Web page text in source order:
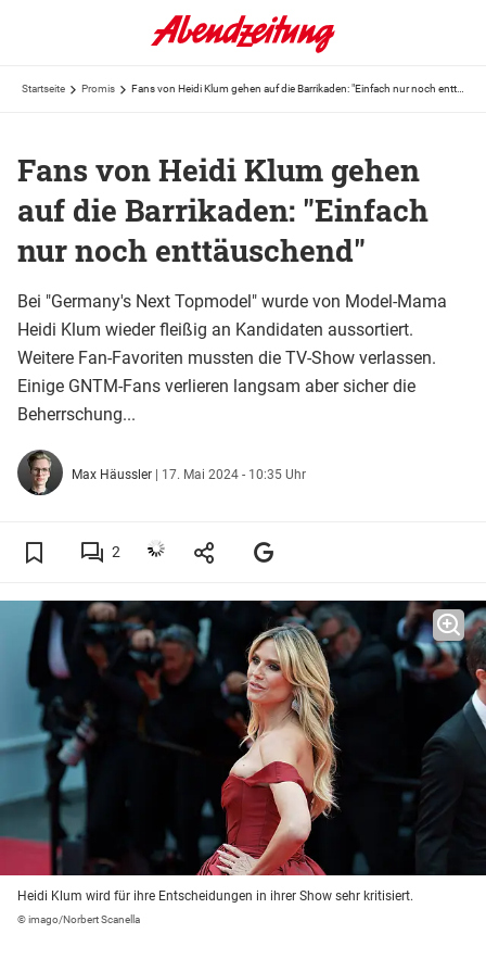
Startseite Promis
Fans von Heidi Klum gehen
auf die Barrikaden: "Einfach
nur noch enttäuschend"
Bei "Germany's Next Topmodel" wurde von Model-Mama
Heidi Klum wieder fleißig an Kandidaten aussortiert.
Weitere Fan-Favoriten mussten die TV-Show verlassen.
Einige GNTM-Fans verlieren langsam aber sicher die
Beherrschung...
Max Häussler | 17. Mai 2024 - 10:35 Uhr
2
Heidi Klum wird für ihre Entscheidungen in ihrer Show sehr kritisiert.
© imago/Norbert Scanella